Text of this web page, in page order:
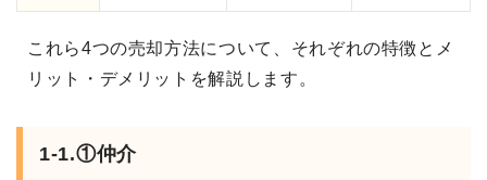
これら4つの売却方法について、それぞれの特徴とメ
リット・デメリットを解説します。
1-1.①仲介